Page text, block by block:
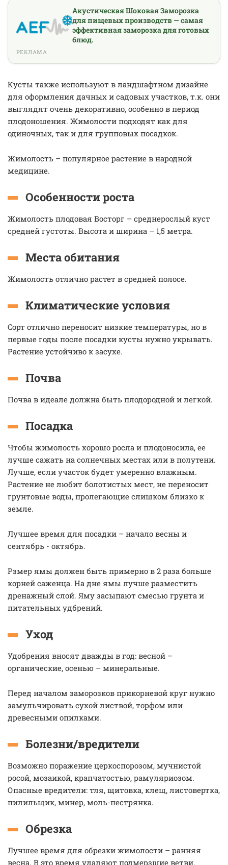
Акустическая Шоковая Заморозка
для пищевых производств — самая
эффективная заморозка для готовых
блюд.
РЕКЛАМА
Кусты также используют в ландшафтном дизайне
для оформления дачных и садовых участков, т.к. они
выглядят очень декоративно, особенно в период
плодоношения. Жимолости подходят как для
одиночных, так и для групповых посадкок.
Жимолость – популярное растение в народной
медицине.
Особенности роста
Жимолость плодовая Восторг – среднерослый куст
средней густоты. Высота и ширина – 1,5 метра.
Места обитания
Жимолость отлично растет в средней полосе.
Климатические условия
Cорт отлично переносит низкие температуры, но в
первые годы после посадки кусты нужно укрывать.
Растение устойчиво к засухе.
Почва
Почва в идеале должна быть плодородной и легкой.
Посадка
Чтобы жимолость хорошо росла и плодоносила, ее
лучше сажать на солнечных местах или в полутени.
Лучше, если участок будет умеренно влажным.
Растение не любит болотистых мест, не переносит
грунтовые воды, пролегающие слишком близко к
земле.
Лучшее время для посадки – начало весны и
сентябрь - октябрь.
Рзмер ямы должен быть примерно в 2 раза больше
корней саженца. На дне ямы лучше разместить
дренажный слой. Яму засыпают смесью грунта и
питательных удбрений.
Уход
Удобрения вносят дважды в год: весной –
органические, осенью – минеральные.
Перед началом заморозков прикорневой круг нужно
замульчировать сухой листвой, торфом или
древесными опилками.
Болезни/вредители
Возможно поражение церкоспорозом, мучнистой
росой, мозаикой, крапчатостью, рамуляриозом.
Опасные вредители: тля, щитовка, клещ, листовертка,
пилильщик, минер, моль-пестрянка.
Обрезка
Лучшее время для обрезки жимолости – ранняя
весна. В это время удаляют подмерзшие ветви.